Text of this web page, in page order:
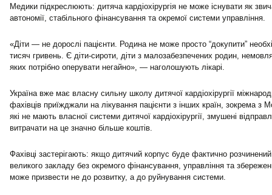
Медики підкреслюють: дитяча кардіохірургія не може існувати як
автономії, стабільного фінансування та окремої системи управління.
«Діти — не дорослі пацієнти. Родина не може просто “докупити”
тисяч гривень. Є діти-сироти, діти з малозабезпечених родин,
яких потрібно оперувати негайно», — наголошують лікарі.
Україна вже має власну сильну школу дитячої кардіохірургії
фахівців приїжджали на лікування пацієнти з інших країн, зокрема з
які не мають власної системи дитячої кардіохірургії, змушені
витрачати на це значно більше коштів.
Фахівці застерігають: якщо дитячий корпус буде фактично розчинений
великого закладу без окремого фінансування, управління та
може призвести не до розвитку, а до руйнування системи.